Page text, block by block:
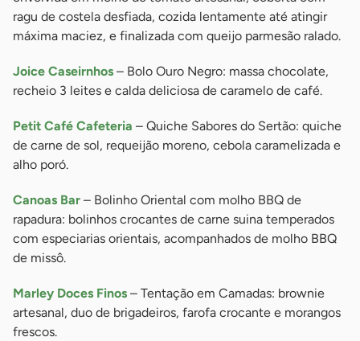
ragu de costela desfiada, cozida lentamente até atingir
máxima maciez, e finalizada com queijo parmesão ralado.
Joice Caseirnhos – Bolo Ouro Negro: massa chocolate,
recheio 3 leites e calda deliciosa de caramelo de café.
Petit Café Cafeteria – Quiche Sabores do Sertão: quiche
de carne de sol, requeijão moreno, cebola caramelizada e
alho poró.
Canoas Bar – Bolinho Oriental com molho BBQ de
rapadura: bolinhos crocantes de carne suina temperados
com especiarias orientais, acompanhados de molho BBQ
de missô.
Marley Doces Finos – Tentação em Camadas: brownie
artesanal, duo de brigadeiros, farofa crocante e morangos
frescos.